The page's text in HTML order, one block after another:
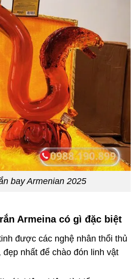
bay Armenian 2025
Armeina có gì đặc biệt
được các nghệ nhân thổi thủ
đẹp nhất để chào đón linh vật